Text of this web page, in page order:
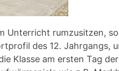
Unterricht rumzusitzen,
des 12. Jahrgangs,
Klasse am ersten Tag